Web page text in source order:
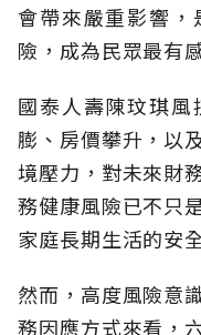
會帶來嚴重影響
險，成為民眾最有
國泰人壽陳玟琪
膨、房價攀升，以
境壓力，對未來財
務健康風險已不只
家庭長期生活的安
然而，高度風險意
務因應方式來看，